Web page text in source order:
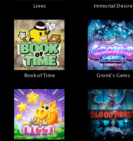
Lines Immortal Desire
Book of Time Gronk's Gems